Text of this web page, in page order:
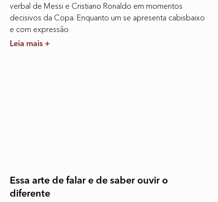
verbal de Messi e Cristiano Ronaldo em momentos
decisivos da Copa. Enquanto um se apresenta cabisbaixo
e com expressão
Leia mais +
Essa arte de falar e de saber ouvir o
diferente